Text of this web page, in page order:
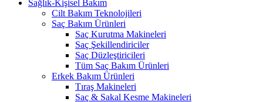
Sağlık-Kişisel Bakım
Cilt Bakım Teknolojileri
Saç Bakım Ürünleri
Saç Kurutma Makineleri
Saç Şekillendiriciler
Saç Düzleştiricileri
Tüm Saç Bakım Ürünleri
Erkek Bakım Ürünleri
Tıraş Makineleri
Saç & Sakal Kesme Makineleri